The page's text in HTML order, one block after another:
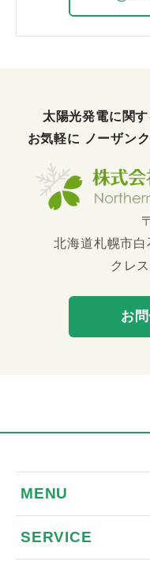
太陽光発電に関
お気軽に
ノーザン
北海道札幌市
クレ
お
MENU
SERVICE